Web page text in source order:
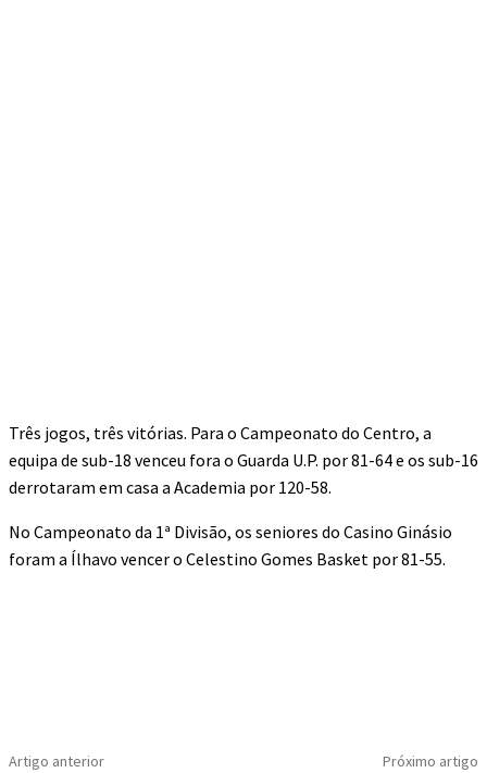
Três jogos, três vitórias. Para o Campeonato do Centro, a
equipa de sub-18 venceu fora o Guarda U.P. por 81-64 e os sub-16
derrotaram em casa a Academia por 120-58.
No Campeonato da 1ª Divisão, os seniores do Casino Ginásio
foram a Ílhavo vencer o Celestino Gomes Basket por 81-55.
Artigo anterior Próximo artigo